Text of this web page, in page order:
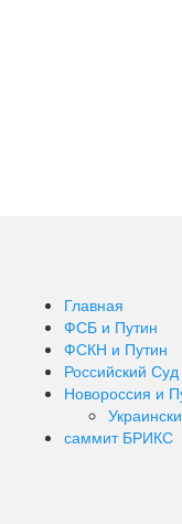
Главная
ФСБ и Путин
ФСКН и Путин
Российский
Новороссия и
саммит БРИКС